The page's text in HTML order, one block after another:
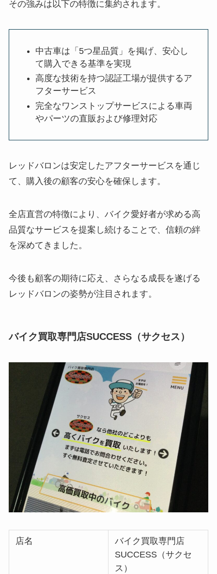
その強みは以下の特徴に集約されます。
中古車は「5つ星品質」を掲げ、安心し
て購入できる基準を実現
高度な技術を持つ認証工場が提供するア
フターサービス
完全なワンストップサービスによる車両
やパーツの直販および修理対応
レッドバロンは安定したアフターサービスを通じ
て、購入後の顧客の安心を確保します。
全店直営の特徴により、バイク愛好者が求める高
品質なサービスを提案し続けることで、信頼の絆
を深めてきました。
今後も顧客の期待に応え、さらなる成長を遂げる
レッドバロンの姿勢が注目されます。
バイク買取専門店SUCCESS（サクセス）
店名
バイク買取専門店
SUCCESS（サクセ
ス）